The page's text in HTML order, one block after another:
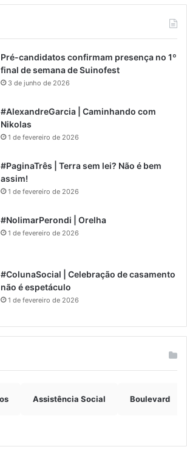
Pré-candidatos confirmam presença no 1º
final de semana de Suinofest
3 de junho de 2026
#AlexandreGarcia | Caminhando com
Nikolas
1 de fevereiro de 2026
#PaginaTrês | Terra sem lei? Não é bem
assim!
1 de fevereiro de 2026
#NolimarPerondi | Orelha
1 de fevereiro de 2026
#ColunaSocial | Celebração de casamento
não é espetáculo
1 de fevereiro de 2026
Assistência Social Boulevard